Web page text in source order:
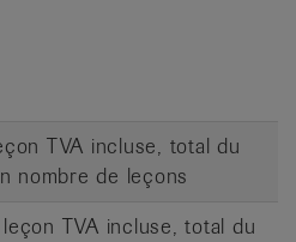
TVA incluse, total du
nombre de leçons
TVA incluse, total du